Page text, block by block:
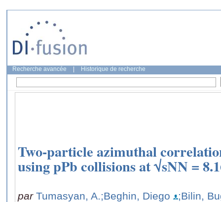
Recherche avancée Historique de recherche
Two-particle azimuthal
using pPb collisions at √sNN =
par Tumasyan, A.;Beghin, Diego
;Bilin,